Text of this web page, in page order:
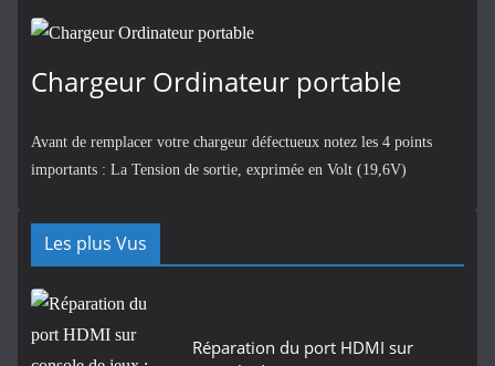
Chargeur Ordinateur portable
Avant de remplacer votre chargeur défectueux notez les 4 points
importants : La Tension de sortie, exprimée en Volt (19,6V)
Les plus Vus
Réparation du port HDMI sur